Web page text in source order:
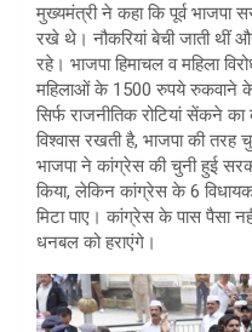
मुख्यमंत्री ने कहा कि पूर्व भाजपा
रखे थे। नौकरियां बेची जाती थीं
रहे। भाजपा हिमाचल व महिला
महिलाओं के 1500 रुपये रुकवाने
सिर्फ राजनीतिक रोटियां सेंकने
विश्वास रखती है, भाजपा की
भाजपा ने कांग्रेस की चुनी हुई
किया, लेकिन कांग्रेस के 6
मिटा पाए। कांग्रेस के पास पैसा
धनबल को हराएंगे।